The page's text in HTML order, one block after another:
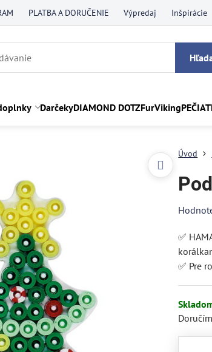
PLATBA A DORUČENIE Výpredaj Inšpirácie
DarčekyDIAMOND DOTZFurViking
Úvod
✅
✅ Pre